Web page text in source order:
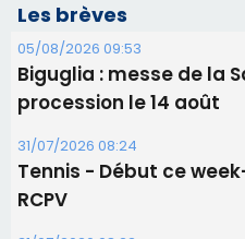
Les brèves
05/08/2026 09:53
Biguglia : messe de la
procession le 14 août
31/07/2026 08:24
Tennis - Début ce
RCPV